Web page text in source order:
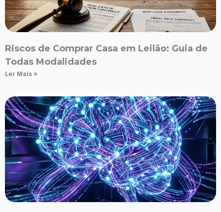
Riscos de Comprar Casa em Leilão: Guia de
Todas Modalidades
Ler Mais »